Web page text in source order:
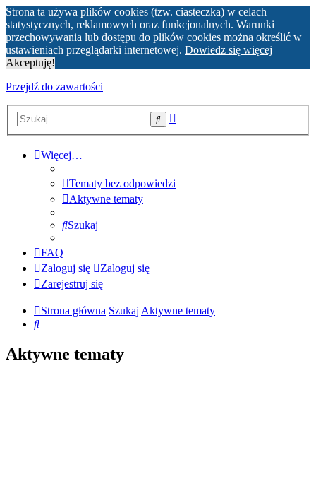
Strona ta używa plików cookies (tzw. ciasteczka) w celach
statystycznych, reklamowych oraz funkcjonalnych. Warunki
przechowywania lub dostępu do plików cookies można określić w
ustawieniach przeglądarki internetowej. Dowiedz się więcej
Akceptuję!
Przejdź do zawartości
Szukaj
Więcej…
Tematy bez odpowiedzi
Aktywne tematy
Szukaj
FAQ
Zaloguj się
Zaloguj się
Zarejestruj się
Strona główna Szukaj Aktywne tematy
Szukaj
Aktywne tematy